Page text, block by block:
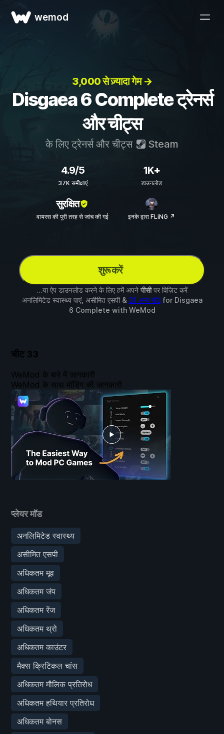
wemod
3,000 से ज़्यादा गेम →
Disgaea 6 Complete ट्रेनर्स
और चीट्स
के लिए ट्रेनर्स और चीट्स Steam
4.9/5
37K समीक्षाएं
1K+
डाउनलोड
सुरक्षित
वायरस की पूरी तरह से जांच की गई इनके द्वारा FLiNG ↗
शुरू करें
...या ऐप डाउनलोड करने के लिए हमें अपने पीसीपर विज़िट करें
अनलिमिटेड स्वास्थ्य पाएं, असीमित एसपी & 31 अन्य मॉडfor Disgaea
6 Complete with WeMod
चीट 33
प्लेयर मॉड
अनलिमिटेड स्वास्थ्य
असीमित एसपी
अधिकतम मूव
अधिकतम जंप
अधिकतम रेंज
अधिकतम थ्रो
अधिकतम काउंटर
मैक्स क्रिटिकल चांस
अधिकतम मौलिक प्रतिरोध
अधिकतम हथियार प्रतिरोध
अधिकतम बोनस
WeMod के बारे में जानकारी
WeMod के साथ मॉडिंग की जानकारी